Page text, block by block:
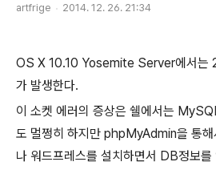
artfrige 2014. 12. 26. 21:34
OS X 10.10 Yosemite Server에서는
가 발생한다.
이 소켓 에러의 증상은 쉘에서는
도 멀쩡히 하지만 phpMyAdmin을 통
나 워드프레스를 설치하면서 DB정보를